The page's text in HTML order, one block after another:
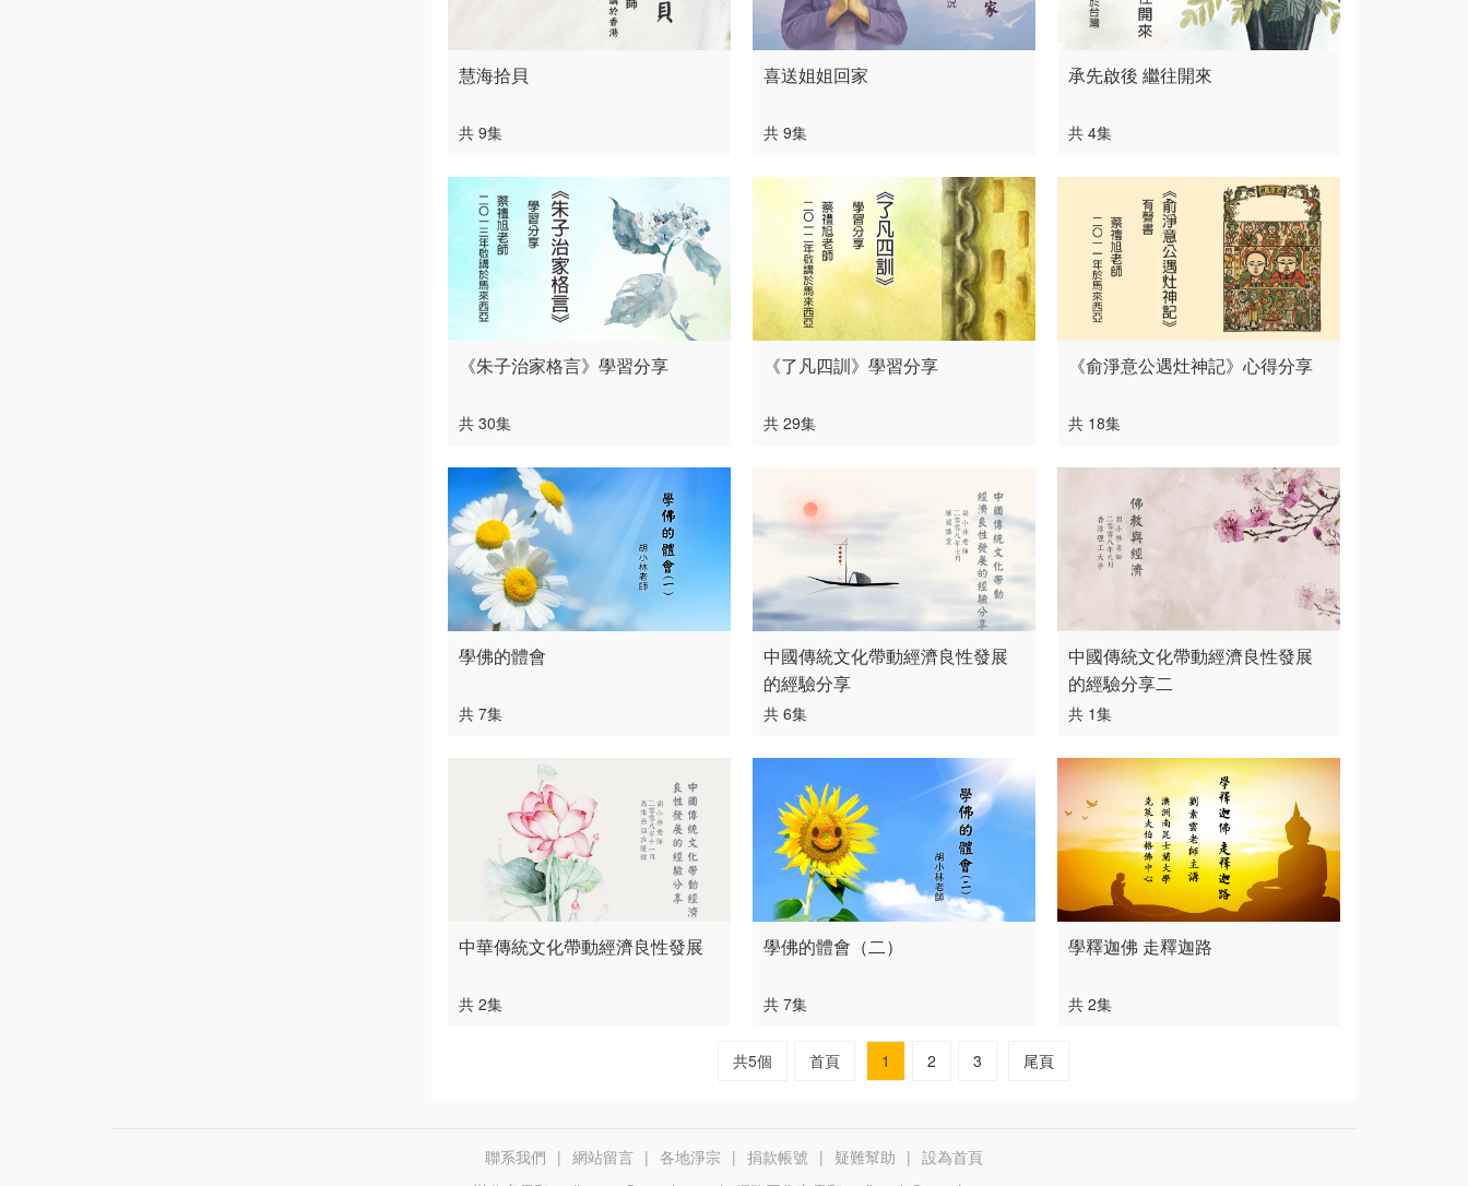
慧海拾貝
共 9集
喜送姐姐回家
共 9集
承先啟後 繼往開來
共 4集
《朱子治家格言》學習分享
共 30集
《了凡四訓》學習分享
共 29集
《俞淨意公遇灶神記》心得分享
共 18集
學佛的體會
共 7集
中國傳統文化帶動經濟良性發展
的經驗分享
共 6集
中國傳統文化帶動經濟良性發展
的經驗分享二
共 1集
中華傳統文化帶動經濟良性發展
共 2集
學佛的體會（二）
共 7集
學釋迦佛 走釋迦路
共 2集
共5個 首頁 1 2 3 尾頁
聯系我們 | 網站留言 | 各地淨宗 | 捐款帳號 | 疑難幫助 | 設為首頁